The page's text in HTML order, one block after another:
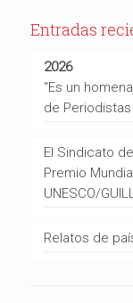
Entradas
2026
“Es un
de
El Sindicato
Premio
UNESCO/
Relatos de